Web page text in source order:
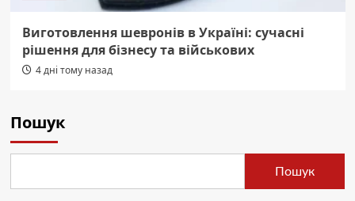
Виготовлення шевронів в Україні: сучасні
рішення для бізнесу та військових
4 дні тому назад
Пошук
Пошук